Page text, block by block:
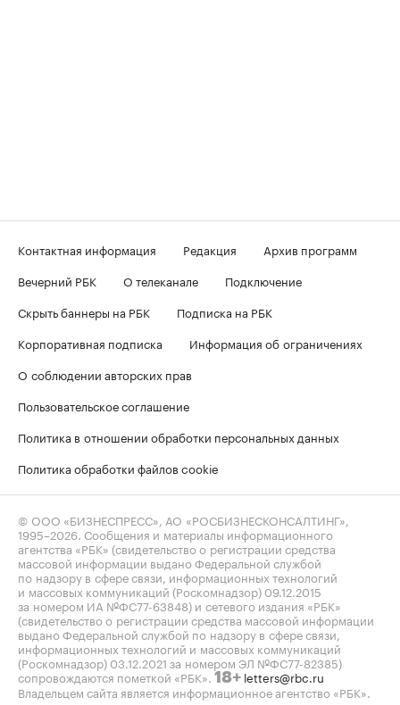
Контактная информация Редакция
Архив программ
Вечерний РБК
О телеканале
Подключение
Скрыть баннеры на РБК
Подписка на РБК
Корпоративная подписка
Информация об ограничениях
О соблюдении авторских прав
Пользовательское соглашение
Политика в отношении обработки персональных данных
Политика обработки файлов cookie
© ООО «БИЗНЕСПРЕСС», АО «РОСБИЗНЕСКОНСАЛТИНГ»,
1995–2026 . Сообщения и материалы информационного
агентства «РБК» (свидетельство о регистрации средства
массовой информации выдано Федеральной службой
по надзору в сфере связи, информационных технологий
и массовых коммуникаций (Роскомнадзор) 09.12.2015
за номером ИА №ФС77-63848) и сетевого издания «РБК»
(свидетельство о регистрации средства массовой информации
выдано Федеральной службой по надзору в сфере связи,
информационных технологий и массовых коммуникаций
(Роскомнадзор) 03.12.2021 за номером ЭЛ №ФС77-82385)
сопровождаются пометкой «РБК». 18+ letters@rbc.ru
Владельцем сайта является информационное агентство «РБК».